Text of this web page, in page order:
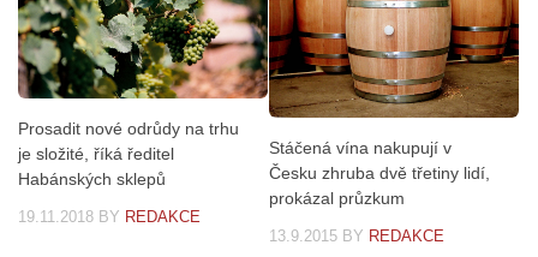
Prosadit nové odrůdy na trhu
je složité, říká ředitel
Habánských sklepů
19.11.2018 BY REDAKCE
Stáčená vína nakupují v
Česku zhruba dvě třetiny lidí,
prokázal průzkum
13.9.2015 BY REDAKCE